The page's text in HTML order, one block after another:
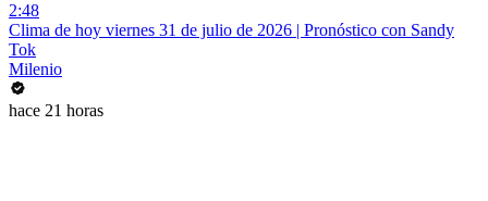
2:48
Clima de hoy viernes 31 de julio de 2026 | Pronóstico con Sandy
Tok
Milenio
hace 21 horas